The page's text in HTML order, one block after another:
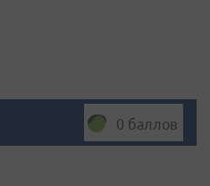
0 баллов